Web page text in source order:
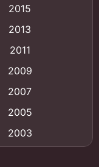
2015
2013
2011
2009
2007
2005
2003